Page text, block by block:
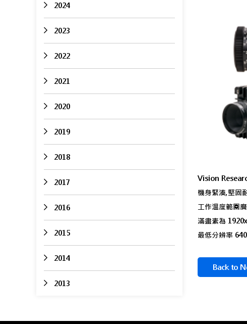
2024
2023
2022
2021
2020
2019
2018
2017
2016
2015
2014
2013
Vision
機身緊湊,堅固
工作溫度範圍
滿畫素為
最低分辨率
Back to